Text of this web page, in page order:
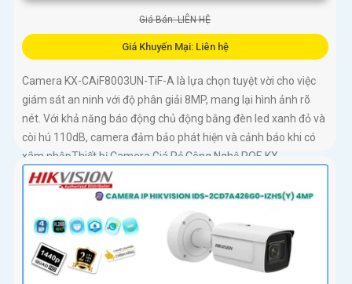
Giá Bán: LIÊN HỆ
Giá Khuyến Mại: Liên hệ
Camera KX-CAiF8003UN-TiF-A là lựa chọn tuyệt vời cho việc
giám sát an ninh với độ phân giải 8MP, mang lại hình ảnh rõ
nét. Với khả năng báo động chủ động bằng đèn led xanh đỏ và
còi hú 110dB, camera đảm bảo phát hiện và cảnh báo khi có
xâm nhậpThiết bị Camera Giá Rẻ Công Nghệ POE KX-
CAiF8003UN-TiF-A tích hợp chức năng cao cấp Thu Âm Và
Loa rõ ràng để mang lại trải nghiệm hình ảnh và âm thanh tốt